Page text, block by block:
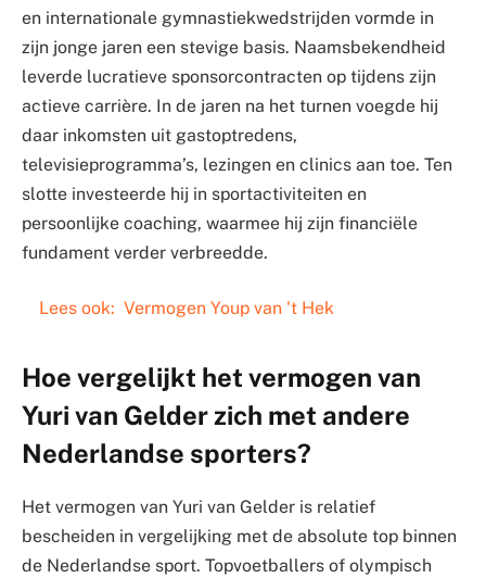
en internationale gymnastiekwedstrijden vormde in
zijn jonge jaren een stevige basis. Naamsbekendheid
leverde lucratieve sponsorcontracten op tijdens zijn
actieve carrière. In de jaren na het turnen voegde hij
daar inkomsten uit gastoptredens,
televisieprogramma’s, lezingen en clinics aan toe. Ten
slotte investeerde hij in sportactiviteiten en
persoonlijke coaching, waarmee hij zijn financiële
fundament verder verbreedde.
Lees ook: Vermogen Youp van 't Hek
Hoe vergelijkt het vermogen van
Yuri van Gelder zich met andere
Nederlandse sporters?
Het vermogen van Yuri van Gelder is relatief
bescheiden in vergelijking met de absolute top binnen
de Nederlandse sport. Topvoetballers of olympisch